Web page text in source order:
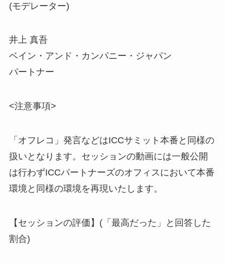
(モデレーター)
井上 真吾
ベイン・アンド・カンパニー・ジャパン
パートナー
<注意事項>
「オフレコ」発言などはICCサミット本番と同様の
扱い となります。セッションの動画には一般公開
は行わずICCパートナーズのオフィスにおいて本番
環境と同様の環境を再現いたします。
【セッションの評価】(「最高だった」と回答した
割合)